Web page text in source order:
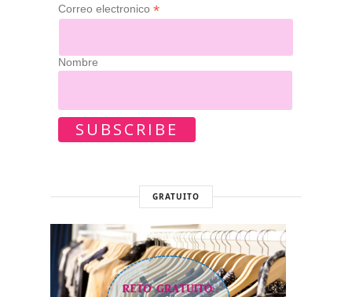
Correo electronico *
Nombre
GRATUITO